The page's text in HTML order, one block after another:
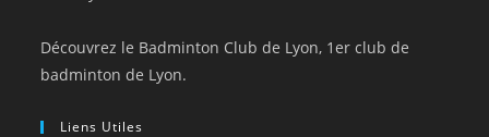
Découvrez le Badminton Club de Lyon, 1er club de
badminton de Lyon.
Liens Utiles